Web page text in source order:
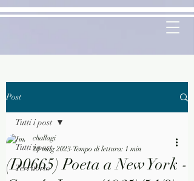
Post
Tutti i post
Territorio
Tutti i post
(D0665) Poeta a New York -
challagi
20 mag 2023 Tempo di lettura: 1 min